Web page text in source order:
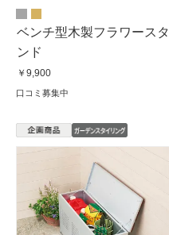
ベンチ型木製フラワースタ
ンド
￥9,900
口コミ募集中